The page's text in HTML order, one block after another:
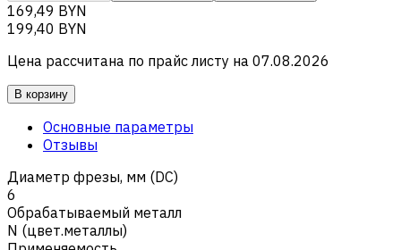
169,49 BYN
199,40 BYN
Цена рассчитана по прайс листу на 07.08.2026
В корзину
Основные параметры
Отзывы
Диаметр фрезы, мм (DC)
6
Обрабатываемый металл
N (цвет.металлы)